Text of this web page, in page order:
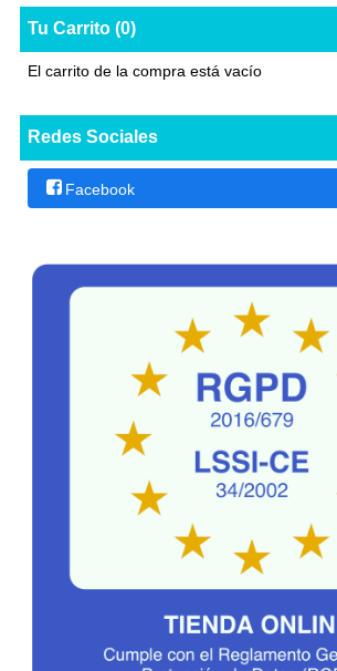
Tu Carrito (0)
El carrito de la compra está vacío
Redes Sociales
Facebook